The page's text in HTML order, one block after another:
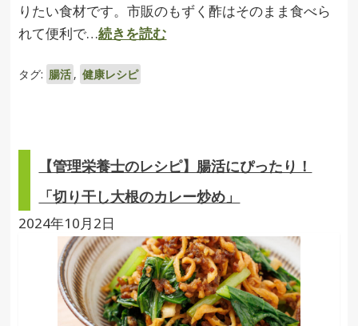
りたい食材です。市販のもずく酢はそのまま食べら
れて便利で…続きを読む
タグ: 腸活 , 健康レシピ
【管理栄養士のレシピ】腸活にぴったり！
「切り干し大根のカレー炒め」
2024年10月2日